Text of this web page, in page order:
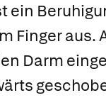
ein
Finger aus.
Darm